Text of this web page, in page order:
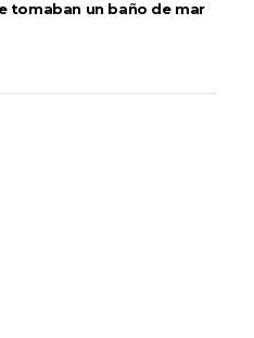
tomaban un baño de mar